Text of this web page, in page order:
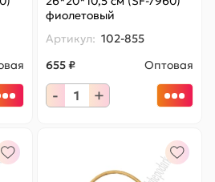
фиолетовый
Артикул: 102-855
655 ₽
Оптовая
- +